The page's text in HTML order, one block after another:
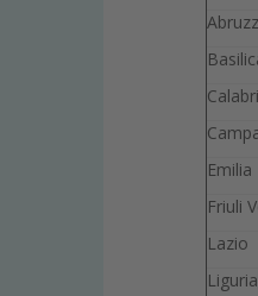
Friuli
Lazio
Liguria